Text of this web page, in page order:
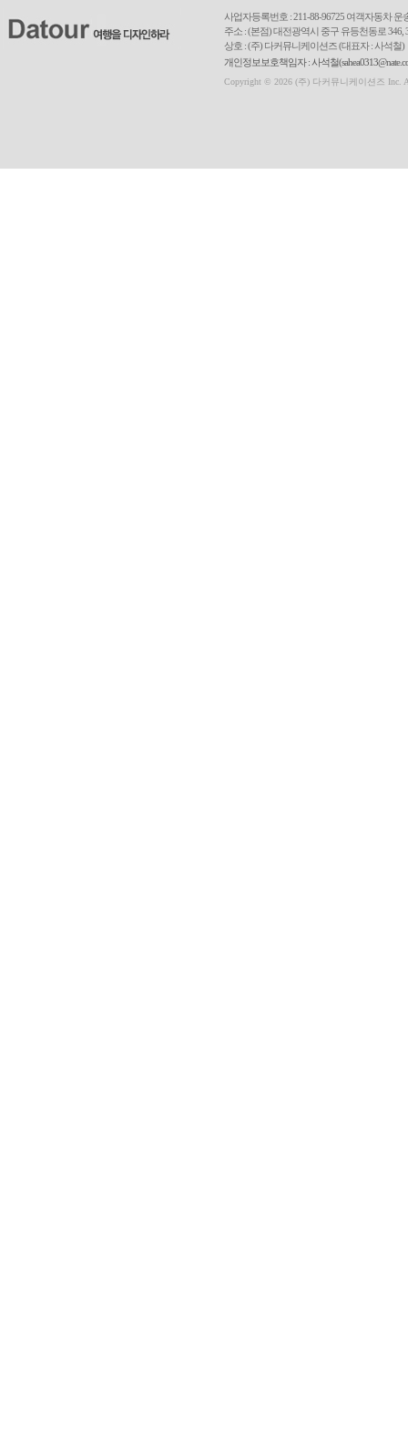
사업자등록번호 : 211-88-96725 여객자동차
주소 : (본점) 대전광역시 중구 유등천동로
상호 : (주) 다커뮤니케이션즈 (대표자 : 사석철)
개인정보보호책임자 : 사석철
Copyright © 2026 (주) 다커뮤니케이션즈 Inc.